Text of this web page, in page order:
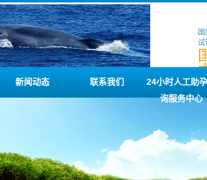
试
新闻动态 联系我们
24小时人工助
询服务中心